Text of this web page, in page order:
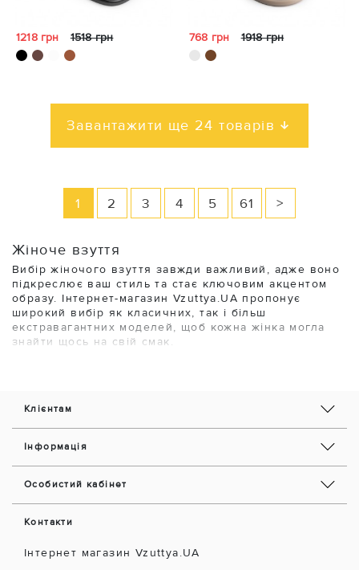
1218 грн 1518 грн 768 грн 1918 грн
Завантажити ще 24 товарів
1 2 3 4 5 61 >
Жіноче взуття
Вибір жіночого взуття завжди важливий, адже воно
підкреслює ваш стиль та стає ключовим акцентом
образу. Інтернет-магазин Vzuttya.UA пропонує
широкий вибір як класичних, так і більш
екстравагантних моделей, щоб кожна жінка могла
знайти щось на свій смак.
можете змінювати свій образ відповідно до настрою,
обираючи як однотонні моделі, так і ті, що
прикрашені візерунками чи декоративними
вставками.
Ми надаємо широкий вибір дизайнерських та
знайдете щось для себе:
черевики;
кеди;
Клієнтам
Інформація
Особистий кабінет
Контакти
Інтернет магазин Vzuttya.UA